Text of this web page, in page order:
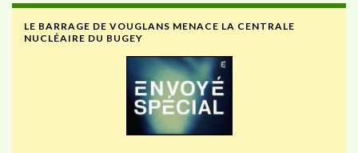
LE BARRAGE DE VOUGLANS MENACE LA CENTRALE
NUCLÉAIRE DU BUGEY